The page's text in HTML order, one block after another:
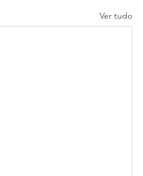
Ver tudo